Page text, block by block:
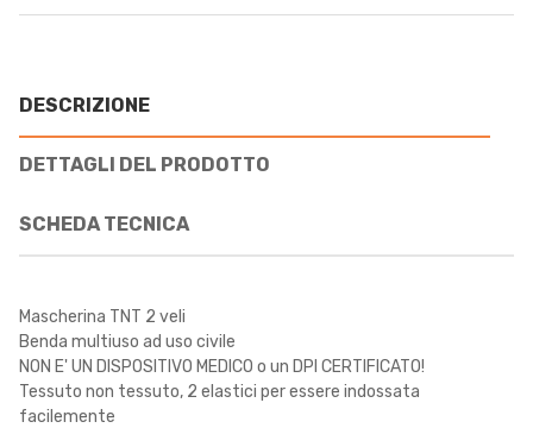
DESCRIZIONE
DETTAGLI DEL PRODOTTO
SCHEDA TECNICA
Mascherina TNT 2 veli
Benda multiuso ad uso civile
NON E' UN DISPOSITIVO MEDICO o un DPI CERTIFICATO!
Tessuto non tessuto, 2 elastici per essere indossata
facilemente